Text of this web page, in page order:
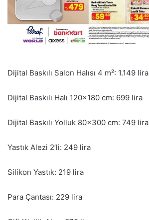
Dijital Baskılı Salon Halısı 4 m²: 1.149 lira
Dijital Baskılı Halı 120×180 cm: 699 lira
Dijital Baskılı Yolluk 80×300 cm: 749 lira
Yastık Alezi 2’li: 249 lira
Silikon Yastık: 219 lira
Para Çantası: 229 lira